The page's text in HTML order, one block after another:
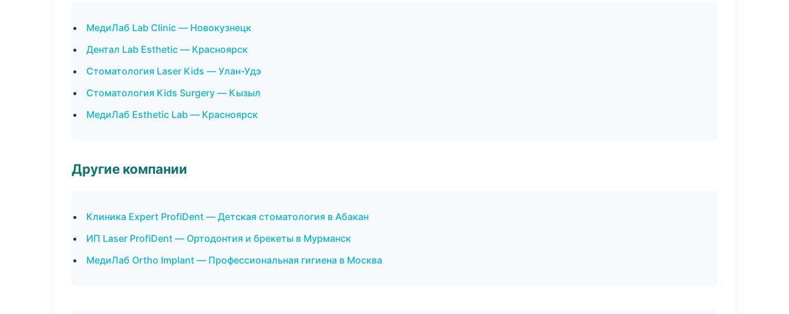
МедиЛаб Lab Clinic — Новокузнецк
Дентал Lab Esthetic — Красноярск
Стоматология Laser Kids — Улан-Удэ
Стоматология Kids Surgery — Кызыл
МедиЛаб Esthetic Lab — Красноярск
Другие компании
Клиника Expert ProfiDent — Детская стоматология в Абакан
ИП Laser ProfiDent — Ортодонтия и брекеты в Мурманск
МедиЛаб Ortho Implant — Профессиональная гигиена в Москва